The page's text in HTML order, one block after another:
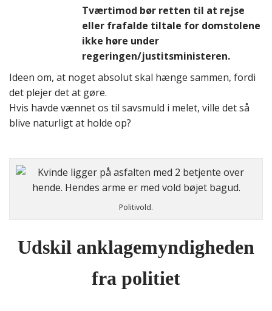
Tværtimod bør retten til at rejse
eller frafalde tiltale for domstolene
ikke høre under
regeringen/justitsministeren.
Ideen om, at noget absolut skal hænge sammen, fordi
det plejer det at gøre.
Hvis havde vænnet os til savsmuld i melet, ville det så
blive naturligt at holde op?
Politivold.
Udskil anklagemyndigheden
fra politiet